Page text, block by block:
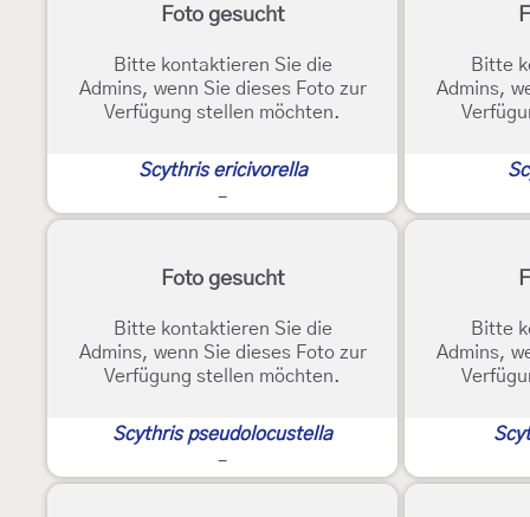
Foto gesucht
Bitte kontaktieren Sie die
Admins, wenn Sie dieses Foto zur
Verfügung stellen möchten.
Scythris ericivorella
-
Bitte
Admins,
Foto gesucht
Bitte kontaktieren Sie die
Admins, wenn Sie dieses Foto zur
Verfügung stellen möchten.
Scythris pseudolocustella
-
Bitte
Admins,